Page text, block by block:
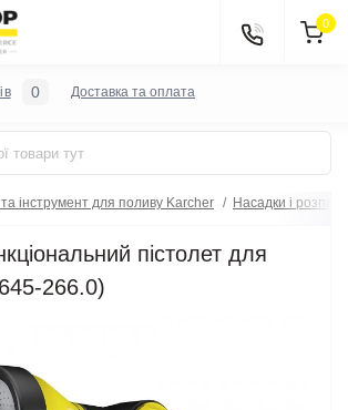
0
інструмент для поливу Karcher Насадки і
пістолет для
266.0)
0 Доставка та оплата